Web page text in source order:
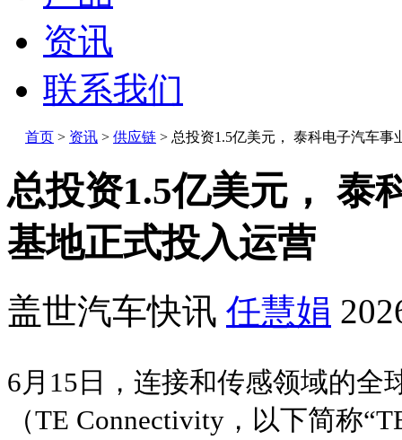
资讯
联系我们
首页 > 资讯 > 供应链 > 总投资1.5亿美元， 泰科电子汽车事
总投资1.5亿美元， 泰
基地正式投入运营
盖世汽车快讯 任慧娟
6月15日，连接和传感领域的全
（TE Connectivity，以下简称